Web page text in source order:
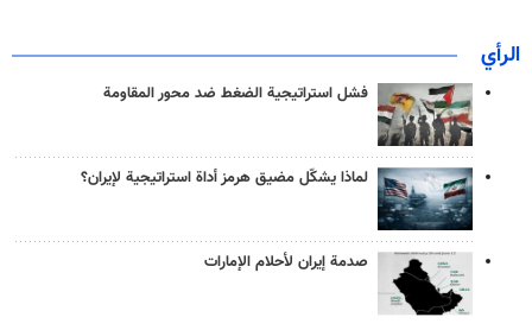
الرأي
فشل استراتيجية الضغط ضد محور المقاومة
لماذا يشكّل مضيق هرمز أداة استراتيجية لإيران؟
صدمة إيران لأحلام الإمارات